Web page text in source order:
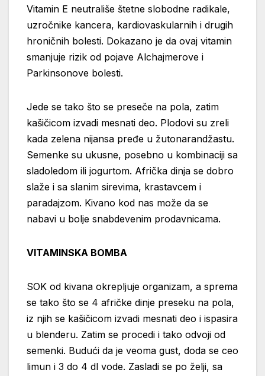
Vitamin E neutrališe štetne slobodne radikale,
uzročnike kancera, kardiovaskularnih i drugih
hroničnih bolesti. Dokazano je da ovaj vitamin
smanjuje rizik od pojave Alchajmerove i
Parkinsonove bolesti.
Jede se tako što se preseče na pola, zatim
kašičicom izvadi mesnati deo. Plodovi su zreli
kada zelena nijansa pređe u žutonarandžastu.
Semenke su ukusne, posebno u kombinaciji sa
sladoledom ili jogurtom. Afrička dinja se dobro
slaže i sa slanim sirevima, krastavcem i
paradajzom. Kivano kod nas može da se
nabavi u bolje snabdevenim prodavnicama.
VITAMINSKA BOMBA
SOK od kivana okrepljuje organizam, a sprema
se tako što se 4 afričke dinje preseku na pola,
iz njih se kašičicom izvadi mesnati deo i ispasira
u blenderu. Zatim se procedi i tako odvoji od
semenki. Budući da je veoma gust, doda se ceo
limun i 3 do 4 dl vode. Zasladi se po želji, sa